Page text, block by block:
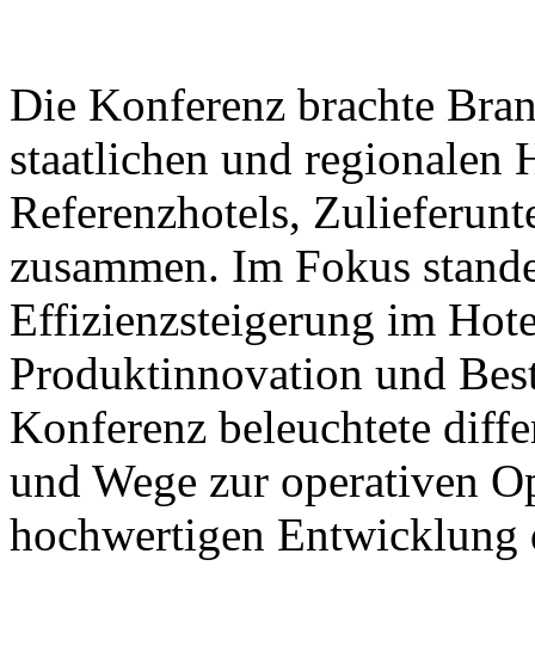
Die Konferenz brachte
staatlichen und regionalen
Referenzhotels,
zusammen. Im Fokus
Effizienzsteigerung im
Produktinnovation und
Konferenz beleuchtete
und Wege zur operativen
hochwertigen Entwicklung